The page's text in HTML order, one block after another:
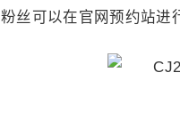
粉丝可以在官网预约站进